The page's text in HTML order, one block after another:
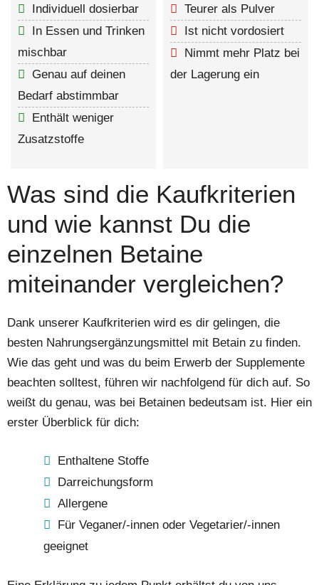
Individuell dosierbar
In Essen und Trinken
mischbar
Genau auf deinen
Bedarf abstimmbar
Enthält weniger
Zusatzstoffe
Teurer als Pulver
Ist nicht vordosiert
Nimmt mehr Platz bei
der Lagerung ein
Was sind die Kaufkriterien
und wie kannst Du die
einzelnen Betaine
miteinander vergleichen?
Dank unserer Kaufkriterien wird es dir gelingen, die
besten Nahrungsergänzungsmittel mit Betain zu finden.
Wie das geht und was du beim Erwerb der Supplemente
beachten solltest, führen wir nachfolgend für dich auf. So
weißt du genau, was bei Betainen bedeutsam ist. Hier ein
erster Überblick für dich:
Enthaltene Stoffe
Darreichungsform
Allergene
Für Veganer/-innen oder Vegetarier/-innen
geeignet